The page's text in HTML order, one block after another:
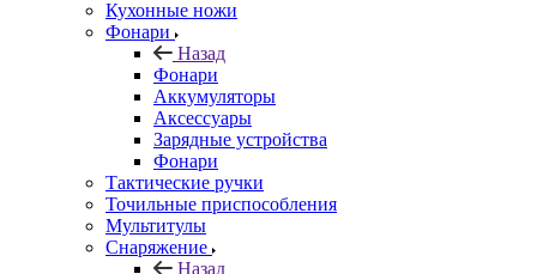
Кухонные ножи
Фонари
Назад
Фонари
Аккумуляторы
Аксессуары
Зарядные устройства
Фонари
Тактические ручки
Точильные приспособления
Мультитулы
Снаряжение
Назад